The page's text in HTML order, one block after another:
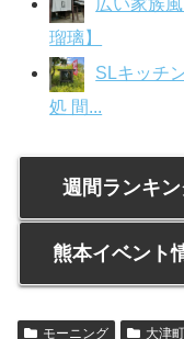
瑠璃】
SLキッチ
処 間...
週間ランキ
熊本イベント
モーニング 大津町